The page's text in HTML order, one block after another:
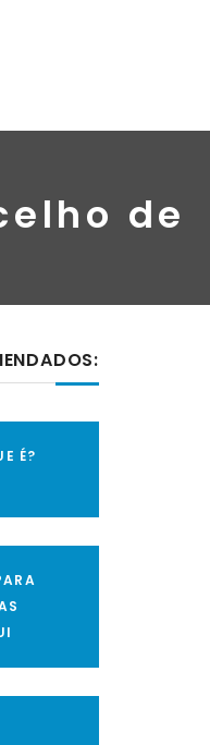
de
É?